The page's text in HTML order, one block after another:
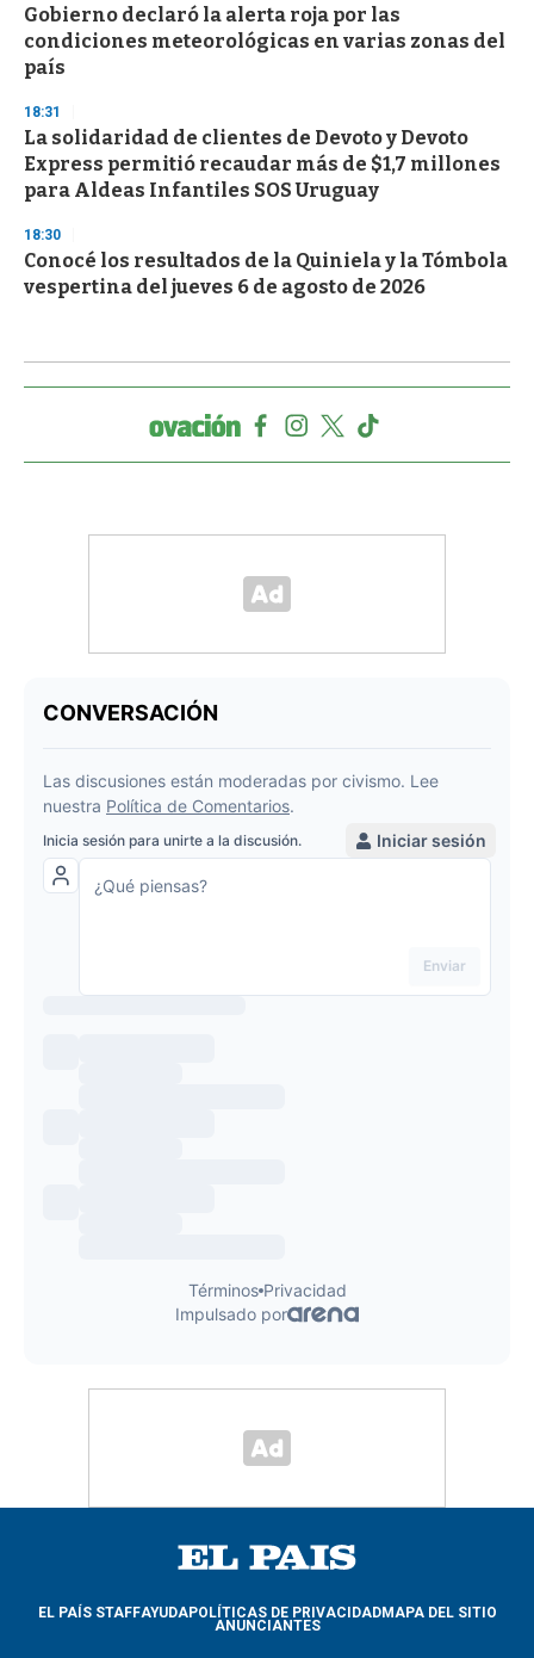
Gobierno declaró la alerta roja por las
condiciones meteorológicas en varias zonas del
país
18:31
La solidaridad de clientes de Devoto y Devoto
Express permitió recaudar más de $1,7 millones
para Aldeas Infantiles SOS Uruguay
18:30
Conocé los resultados de la Quiniela y la Tómbola
vespertina del jueves 6 de agosto de 2026
EL PAÍS STAFFAYUDAPOLÍTICAS DE PRIVACIDADMAPA DEL SITIO
ANUNCIANTES